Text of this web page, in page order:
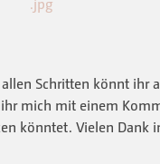
Schritten könnt ihr
mich mit einem
könntet. Vielen Dank